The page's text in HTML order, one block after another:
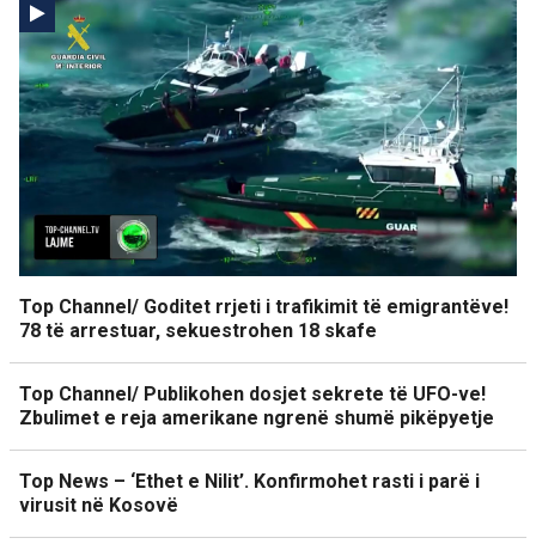
Top Channel/ Goditet rrjeti i trafikimit të emigrantëve!
78 të arrestuar, sekuestrohen 18 skafe
Top Channel/ Publikohen dosjet sekrete të UFO-ve!
Zbulimet e reja amerikane ngrenë shumë pikëpyetje
Top News – ‘Ethet e Nilit’. Konfirmohet rasti i parë i
virusit në Kosovë